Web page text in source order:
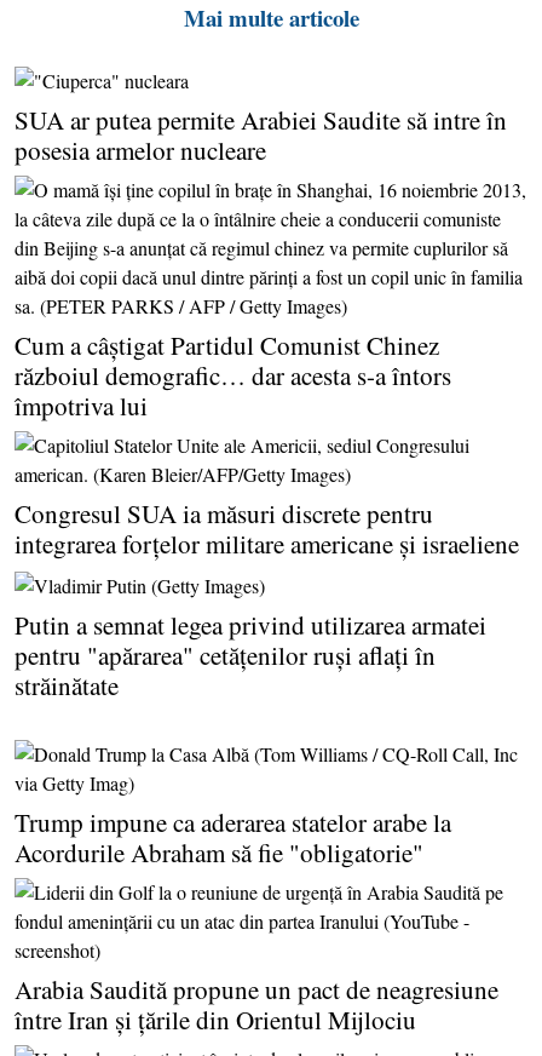
Mai multe articole
SUA ar putea permite Arabiei Saudite să intre în
posesia armelor nucleare
Cum a câştigat Partidul Comunist Chinez
războiul demografic… dar acesta s-a întors
împotriva lui
Congresul SUA ia măsuri discrete pentru
integrarea forţelor militare americane şi israeliene
Putin a semnat legea privind utilizarea armatei
pentru "apărarea" cetăţenilor ruşi aflaţi în
străinătate
Trump impune ca aderarea statelor arabe la
Acordurile Abraham să fie "obligatorie"
Arabia Saudită propune un pact de neagresiune
între Iran şi ţările din Orientul Mijlociu